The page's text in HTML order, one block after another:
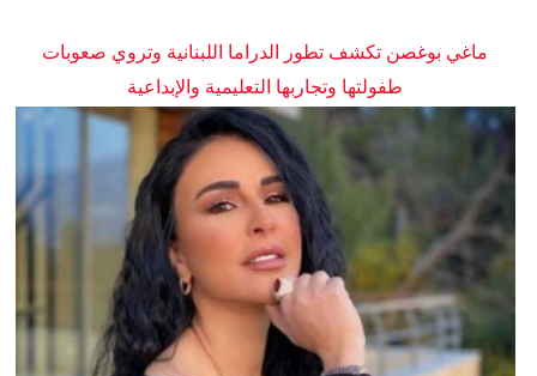
ماغي بوغصن تكشف تطور الدراما اللبنانية وتروي صعوبات
طفولتها وتجاربها التعليمية والإبداعية